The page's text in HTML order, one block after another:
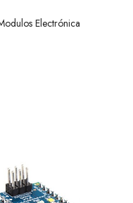
Electrónica